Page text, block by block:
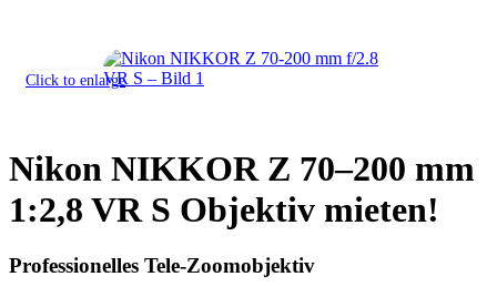
Click to enlarge
Nikon NIKKOR Z 70–200 mm
1:2,8 VR S Objektiv mieten!
Professionelles Tele-Zoomobjektiv